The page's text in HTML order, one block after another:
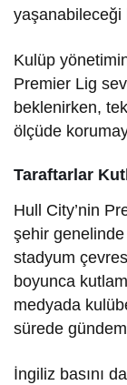
yaşanabileceği
Kulüp
Premier Lig
beklenirken,
ölçüde
Taraftarlar
Hull City’nin
şehir
stadyum
boyunca
medyada
sürede
İngiliz basını